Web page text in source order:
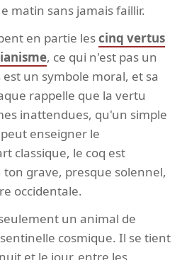
matin sans jamais faillir.
en partie lescinq vertus
, ce qui n'est pas un
un symbole moral, et sa
rappelle que la vertu
inattendues, qu'un simple
enseigner le
classique, le coq est
grave, presque solennel,
occidentale.
un animal de
cosmique. Il se tient